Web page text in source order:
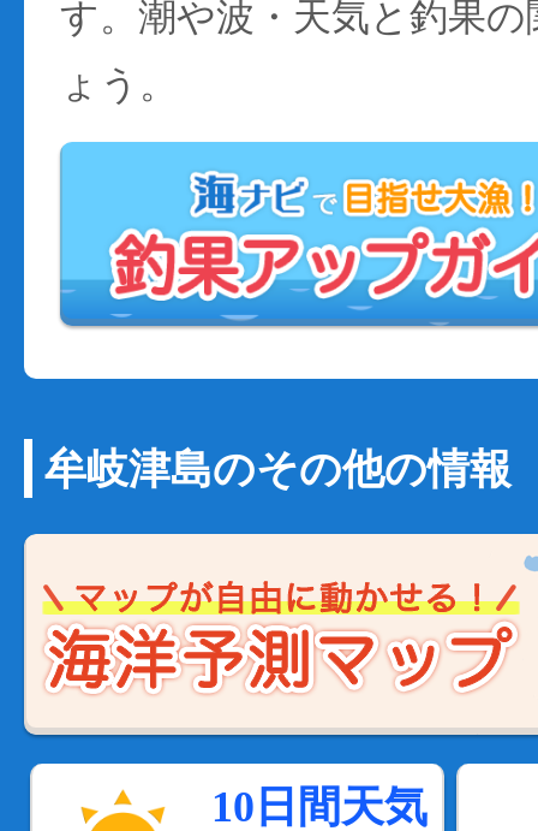
す。潮や波・天気と釣果
ょう。
牟岐津島のその他の情報
10日間天気